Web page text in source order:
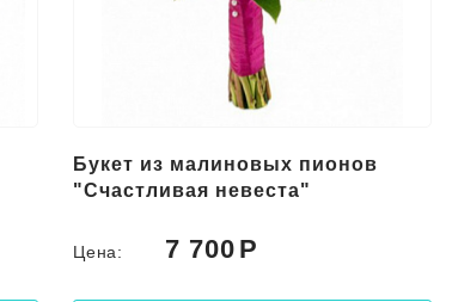
Букет из малиновых пионов
"Счастливая невеста"
Цена: 7 700